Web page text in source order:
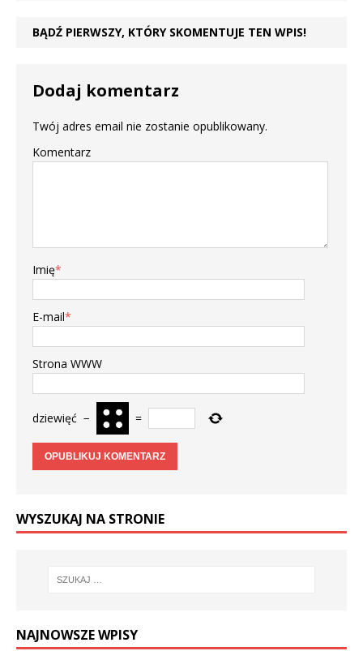
BĄDŹ PIERWSZY, KTÓRY SKOMENTUJE TEN WPIS!
Dodaj komentarz
Twój adres email nie zostanie opublikowany.
Komentarz
Imię*
E-mail*
Strona WWW
dziewięć − =
WYSZUKAJ NA STRONIE
NAJNOWSZE WPISY